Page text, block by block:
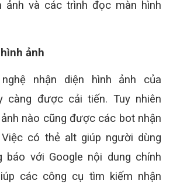
ảnh và các trình đọc màn hình
ảnh
nhận diện hình ảnh của
càng được cải tiến. Tuy nhiên
nào cũng được các bot nhận
có thẻ alt giúp người dùng
báo với Google nội dung chính
các công cụ tìm kiếm nhận